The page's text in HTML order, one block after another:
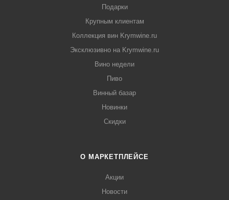
Подарки
Крупным клиентам
Коллекция вин Krymwine.ru
Эксклюзивно на Krymwine.ru
Вино недели
Пиво
Винный базар
Новинки
Скидки
О МАРКЕТПЛЕЙСЕ
Акции
Новости